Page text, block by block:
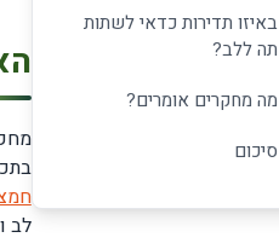
באיזו תדירות כדאי לשתות
תה ללב?
מה מחקרים אומרים?
סיכום
לב